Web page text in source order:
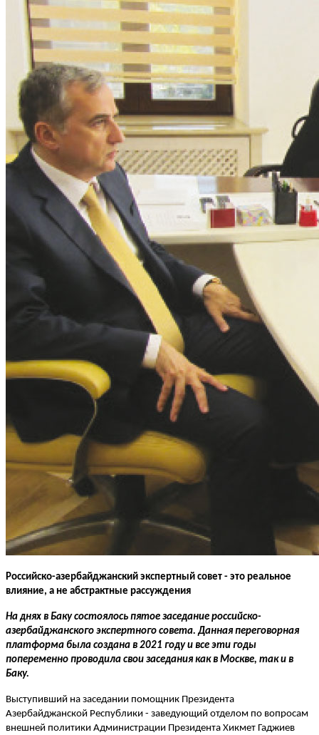
Российско-азербайджанский экспертный совет - это реальное
влияние, а не абстрактные рассуждения
На днях в Баку состоялось пятое заседание российско-
азербайджанского экспертного совета. Данная переговорная
платформа была создана в 2021 году и все эти годы
попеременно проводила свои заседания как в Москве, так и в
Баку.
Выступивший на заседании помощник Президента
Азербайджанской Республики - заведующий отделом по вопросам
внешней политики Администрации Президента Хикмет Гаджиев